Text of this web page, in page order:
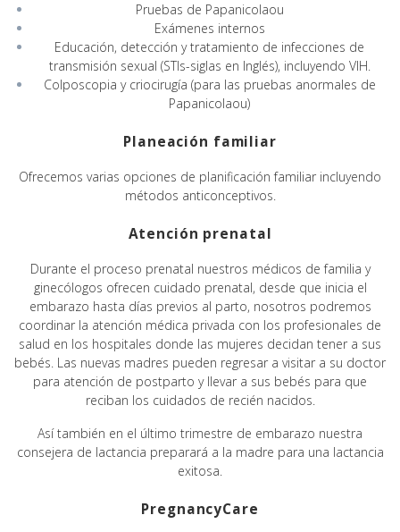
Pruebas de Papanicolaou
Exámenes internos
Educación, detección y tratamiento de infecciones de
transmisión sexual (STIs-siglas en Inglés), incluyendo VIH.
Colposcopia y criocirugía (para las pruebas anormales de
Papanicolaou)
Planeación familiar
Ofrecemos varias opciones de planificación familiar incluyendo
métodos anticonceptivos.
Atención prenatal
Durante el proceso prenatal nuestros médicos de familia y
ginecólogos ofrecen cuidado prenatal, desde que inicia el
embarazo hasta días previos al parto, nosotros podremos
coordinar la atención médica privada con los profesionales de
salud en los hospitales donde las mujeres decidan tener a sus
bebés. Las nuevas madres pueden regresar a visitar a su doctor
para atención de postparto y llevar a sus bebés para que
reciban los cuidados de recién nacidos.
Así también en el último trimestre de embarazo nuestra
consejera de lactancia preparará a la madre para una lactancia
exitosa.
PregnancyCare